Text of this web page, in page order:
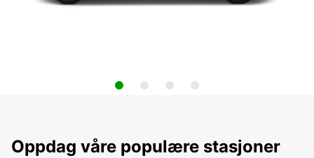
Oppdag våre populære stasjoner